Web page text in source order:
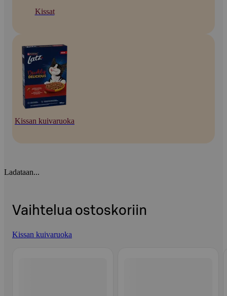
Kissat
Kissan kuivaruoka
Ladataan...
Vaihtelua ostoskoriin
Kissan kuivaruoka